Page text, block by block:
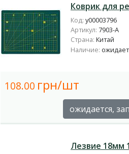
Коврик для
Код: у00003796
Артикул: 7903-А
Страна: Китай
Наличие:
108.00 грн/шт
ожидается,
Лезвие 18мм